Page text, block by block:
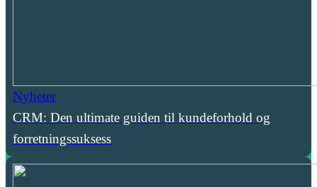
Nyheter
CRM: Den ultimate guiden til kundeforhold og
forretningssuksess